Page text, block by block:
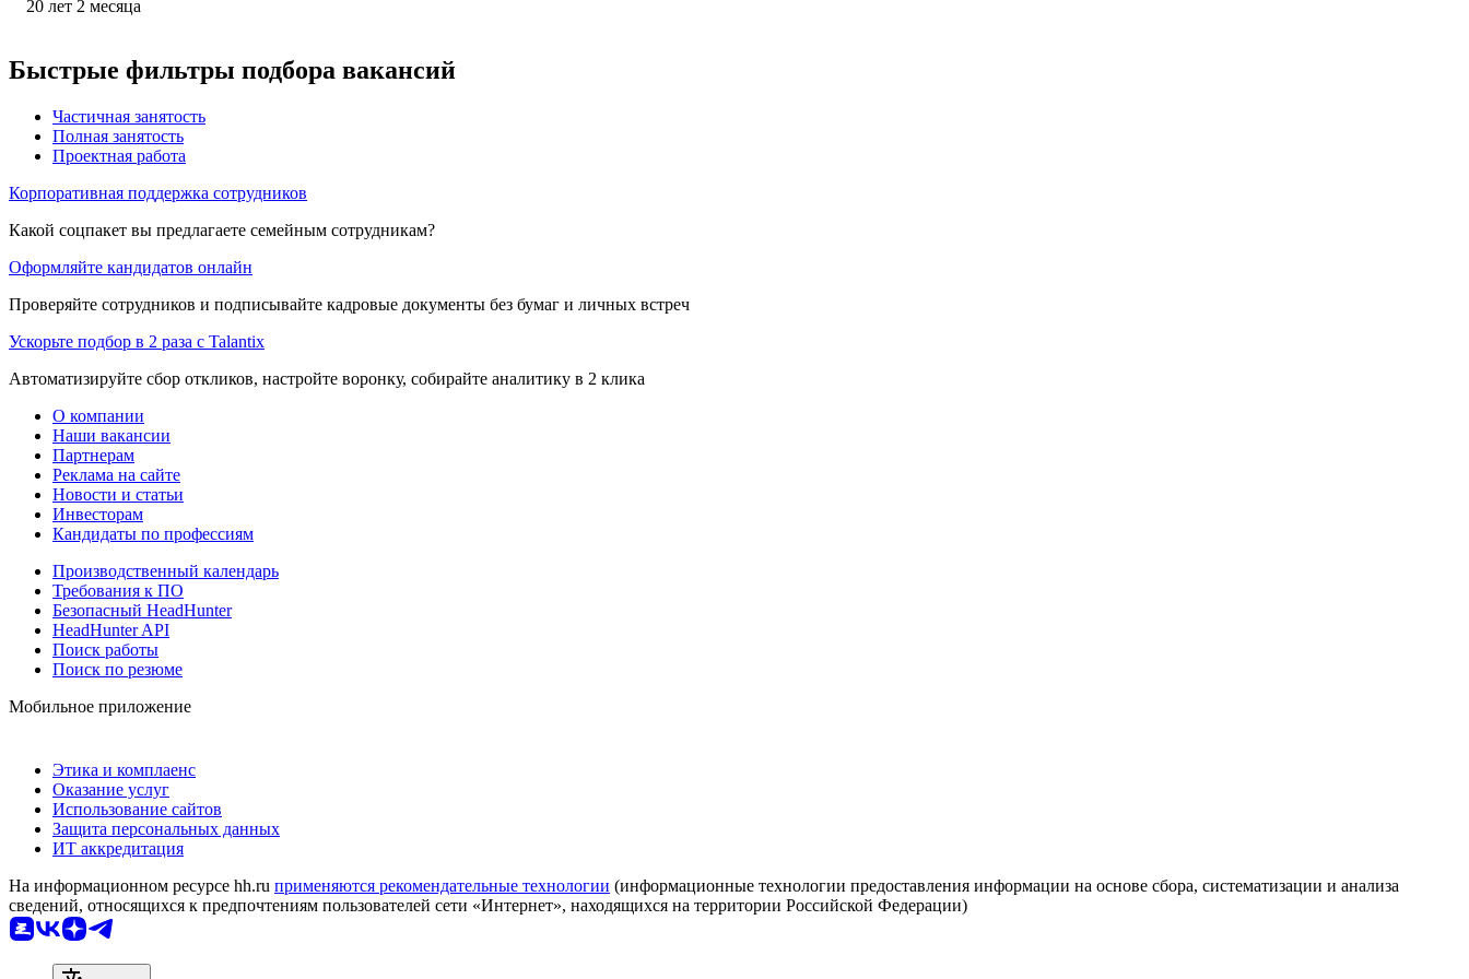
20 лет 2 месяца
Быстрые фильтры подбора вакансий
Частичная занятость
Полная занятость
Проектная работа
Корпоративная поддержка сотрудников
Какой соцпакет вы предлагаете семейным сотрудникам?
Оформляйте кандидатов онлайн
Проверяйте сотрудников и подписывайте кадровые документы без бумаг и личных встреч
Ускорьте подбор в 2 раза с Talantix
Автоматизируйте сбор откликов, настройте воронку, собирайте аналитику в 2 клика
О компании
Наши вакансии
Партнерам
Реклама на сайте
Новости и статьи
Инвесторам
Кандидаты по профессиям
Производственный календарь
Требования к ПО
Безопасный HeadHunter
HeadHunter API
Поиск работы
Поиск по резюме
Мобильное приложение
Этика и комплаенс
Оказание услуг
Использование сайтов
Защита персональных данных
ИТ аккредитация
На информационном ресурсе hh.ru применяются рекомендательные технологии (информационные технологии предоставления информации на основе сбора, систематизации и анализа
сведений, относящихся к предпочтениям пользователей сети «Интернет», находящихся на территории Российской Федерации)